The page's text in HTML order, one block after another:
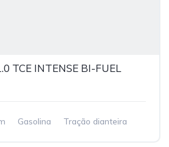
TCE INTENSE BI-FUEL
Gasolina Tração dianteira